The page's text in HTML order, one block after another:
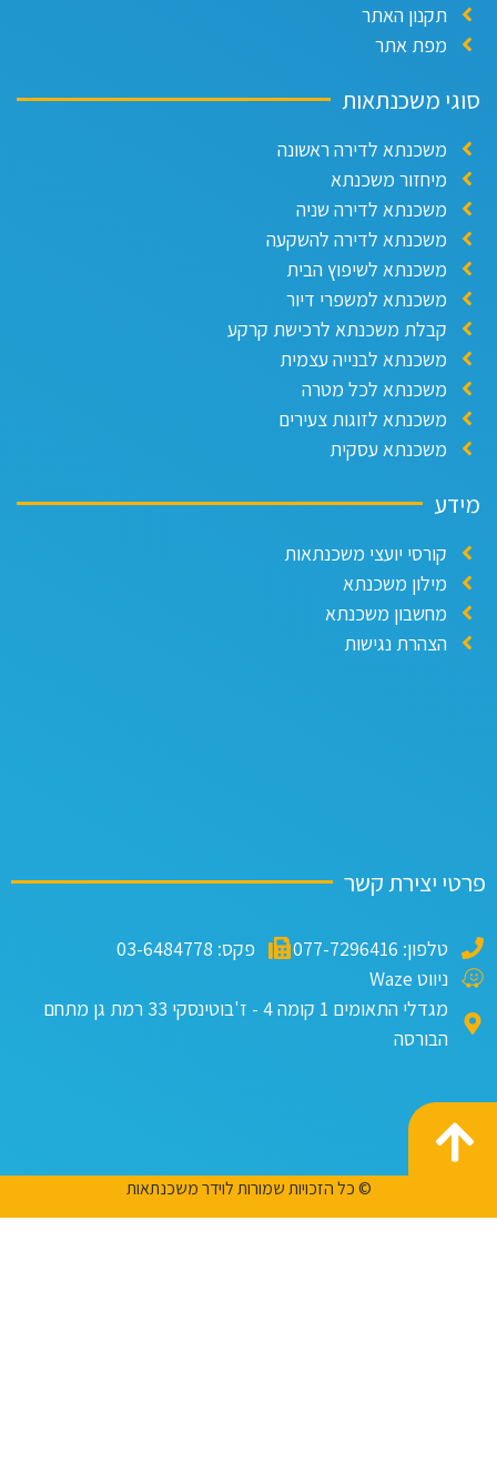
תקנון האתר
מפת אתר
משכנתאות
משכנתא לדירה ראשונה
מיחזור משכנתא
משכנתא לדירה שניה
משכנתא לדירה להשקעה
משכנתא לשיפוץ הבית
משכנתא למשפרי דיור
קבלת משכנתא לרכישת קרקע
משכנתא לבנייה עצמית
משכנתא לכל מטרה
משכנתא לזוגות צעירים
משכנתא עסקית
קורסי יועצי משכנתאות
מילון משכנתא
מחשבון משכנתא
הצהרת נגישות
יצירת קשר
טלפון: 077-7296416
פקס: 03-6484778
ניווט Waze
מגדלי התאומים 1 קומה 4 - ז'בוטינסקי 33 רמת גן מתחם
הבורסה
© כל הזכויות שמורות לוידר משכנתאות